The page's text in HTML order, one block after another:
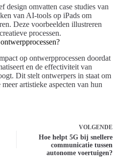
design omvatten case studies van
van AI-tools op iPads om
Deze voorbeelden illustreren
processen.
op ontwerpprocessen doordat
en de effectiviteit van
Dit stelt ontwerpers in staat om
artistieke aspecten van hun
VOLGENDE
Hoe helpt 5G bij snellere
communicatie tussen
autonome voertuigen?